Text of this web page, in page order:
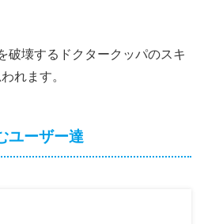
破壊するドクタークッパのスキ
れます。
ユーザー達